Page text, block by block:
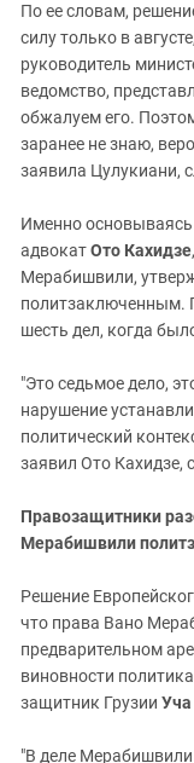
По ее словам,
силу только в
руководитель
ведомство,
обжалуем его.
заранее не знаю,
заявила Цулукиани,
Именно основываясь
адвокатОто Кахидзе
Мерабишвили,
политзаключенным.
шесть дел, когда
"Это седьмое дело,
нарушение
политический
заявил Ото Кахидзе,
Правозащитники
Мерабишвили
Решение
что права Вано
предварительном
виновности
защитник Грузии
"В деле Мерабишвили